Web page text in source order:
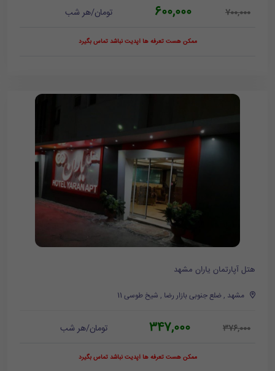
700,000
600,000 تومان/هر شب
ممکن هست تعرفه ها آپدیت نباشد تماس بگیرد
هتل آپارتمان یاران مشهد
مشهد , ضلع جنوبی بازار رضا , شیخ طوسی 11
376,000
347,000 تومان/هر شب
ممکن هست تعرفه ها آپدیت نباشد تماس بگیرد